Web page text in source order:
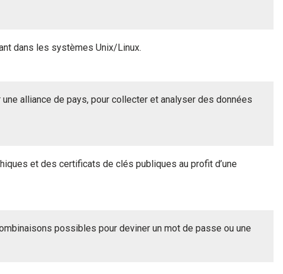
dans les systèmes Unix/Linux.
alliance de pays, pour collecter et analyser des données
et des certificats de clés publiques au profit d’une
possibles pour deviner un mot de passe ou une